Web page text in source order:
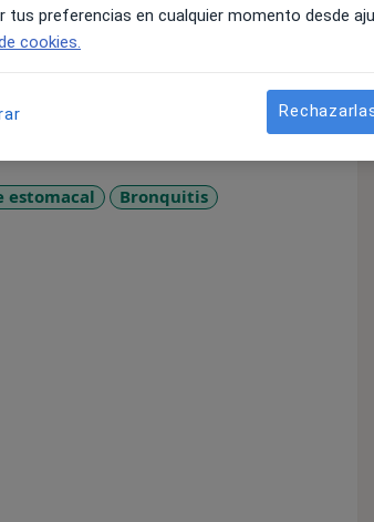
especializándose en Pediatría.
estomacal
Bronquitis
tus preferencias en cualquier momento desde
cookies.